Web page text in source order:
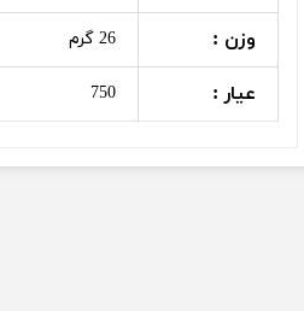
وزن : 26 گرم
عیار : 750